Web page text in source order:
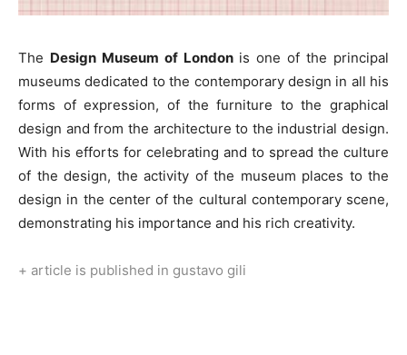
The Design Museum of Londonis one of the principal
museums dedicated to the contemporary design in all his
forms of expression, of the furniture to the graphical
design and from the architecture to the industrial design.
With his efforts for celebrating and to spread the culture
of the design, the activity of the museum places to the
design in the center of the cultural contemporary scene,
demonstrating his importance and his rich creativity.
+ article is published in gustavo gili